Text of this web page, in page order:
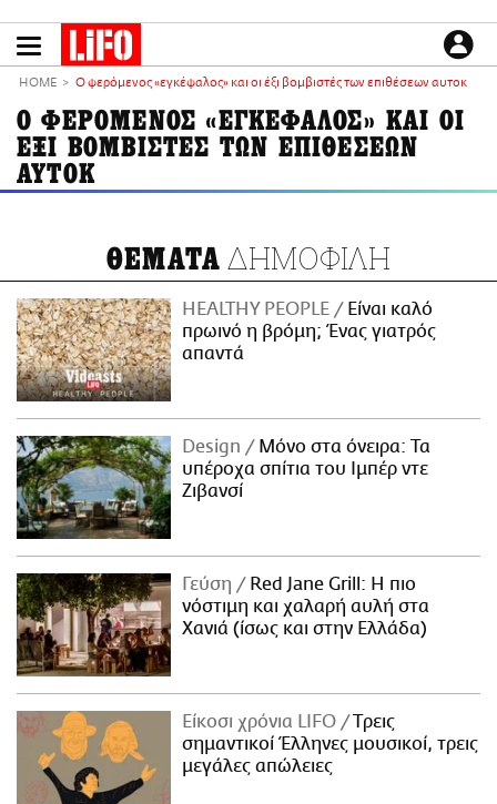
το
κυρίως
LIFO SHOP
NEWSLETTER
ΜΙΚΡΟΠΡΑΓΜΑΤΑ
THE GOOD LIFO
LIFOLAND
CITY GUIDE
ΑΜΠΑ
PRINT
ΕΙΔΗΣΕΙΣ
CULTURE
ΑΠΟΨΕΙΣ
ΤΡΟΠΟΣ ΖΩΗΣ
HOME Ο φερόμενος «εγκέφαλος» και οι έξι βομβιστές των επιθέσεων αυτοκ
Ο ΦΕΡΟΜΕΝΟΣ «ΕΓΚΕΦΑΛΟΣ» ΚΑΙ ΟΙ
ΕΞΙ ΒΟΜΒΙΣΤΕΣ ΤΩΝ ΕΠΙΘΕΣΕΩΝ
ΑΥΤΟΚ
ΘΕΜΑΤΑ ΔΗΜΟΦΙΛΗ
HEALTHY PEOPLE
Είναι καλό
πρωινό η βρόμη; Ένας γιατρός
απαντά
Design
Μόνο στα όνειρα: Τα
υπέροχα σπίτια του Ιμπέρ ντε
Ζιβανσί
Γεύση
Red Jane Grill: Η πιο
νόστιμη και χαλαρή αυλή στα
Χανιά (ίσως και στην Ελλάδα)
Είκοσι χρόνια LIFO
Tρεις
σημαντικοί Έλληνες μουσικοί, τρεις
μεγάλες απώλειες